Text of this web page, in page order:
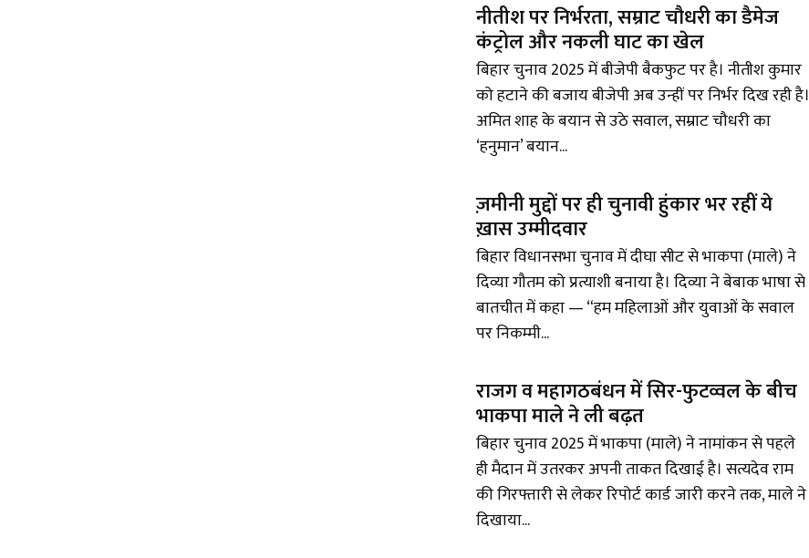
नीतीश पर निर्भरता, सम्राट चौधरी का डैमेज
कंट्रोल और नकली घाट का खेल
बिहार चुनाव 2025 में बीजेपी बैकफुट पर है। नीतीश कुमार
को हटाने की बजाय बीजेपी अब उन्हीं पर निर्भर दिख रही है।
अमित शाह के बयान से उठे सवाल, सम्राट चौधरी का
‘हनुमान’ बयान...
ज़मीनी मुद्दों पर ही चुनावी हुंकार भर रहीं ये
ख़ास उम्मीदवार
बिहार विधानसभा चुनाव में दीघा सीट से भाकपा (माले) ने
दिव्या गौतम को प्रत्याशी बनाया है। दिव्या ने बेबाक भाषा से
बातचीत में कहा — “हम महिलाओं और युवाओं के सवाल
पर निकम्मी...
राजग व महागठबंधन में सिर-फुटव्वल के बीच
भाकपा माले ने ली बढ़त
बिहार चुनाव 2025 में भाकपा (माले) ने नामांकन से पहले
ही मैदान में उतरकर अपनी ताकत दिखाई है। सत्यदेव राम
की गिरफ्तारी से लेकर रिपोर्ट कार्ड जारी करने तक, माले ने
दिखाया...